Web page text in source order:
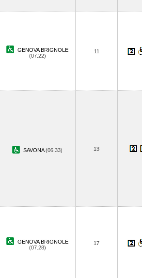
GENOVA BRIGNOLE
(07.22)
11
SAVONA(06.33) 13
GENOVA BRIGNOLE
(07.28)
17